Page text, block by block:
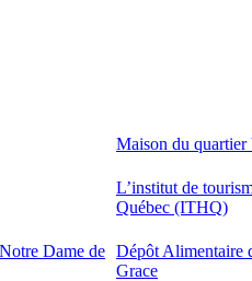
Maison du
L’institut de
Québec (ITHQ)
Dame de Dépôt Alimentaire
Grace